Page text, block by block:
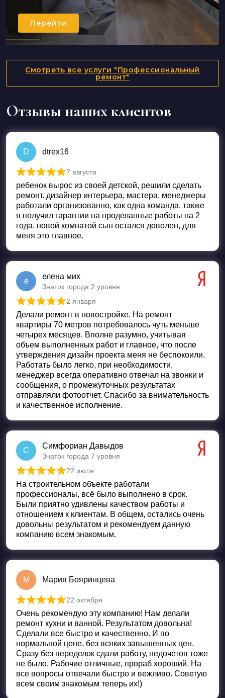
Перейти
Смотреть все услуги "Профессиональный
ремонт"
Отзывы наших клиентов
D dtrex16
Оценка 5из 5
7 августа
ребенок вырос из своей детской, решили сделать
ремонт. дизайнер интерьера, мастера, менеджеры
работали организованно, как одна команда. также
я получил гарантии на проделанные работы на 2
года. новой комнатой сын остался доволен, для
меня это главное.
е
елена мих
Знаток города 2 уровня
Оценка 5из 5
2 января
Делали ремонт в новостройке. На ремонт
квартиры 70 метров потребовалось чуть меньше
четырех месяцев. Вполне разумно, учитывая
объем выполненных работ и главное, что после
утверждения дизайн проекта меня не беспокоили.
Работать было легко, при необходимости,
менеджер всегда оперативно отвечал на звонки и
сообщения, о промежуточных результатах
отправляли фотоотчет. Спасибо за внимательность
и качественное исполнение.
С
Симфориан Давыдов
Знаток города 7 уровня
Оценка5 из 5
22 июля
На строительном объекте работали
профессионалы, всё было выполнено в срок.
Были приятно удивлены качеством работы и
отношением к клиентам. В общем, остались очень
довольны результатом и рекомендуем данную
компанию всем знакомым.
М Мария Бояринцева
Оценка5 из 5
22 октября
Очень рекомендую эту компанию! Нам делали
ремонт кухни и ванной. Результатом довольна!
Сделали все быстро и качественно. И по
нормальной цене, без всяких завышенных цен.
Сразу без переделок сдали работу, недочетов тоже
не было. Рабочие отличные, прораб хороший. На
все вопросы отвечали быстро и вежливо. Советую
всем своим знакомым теперь их!)